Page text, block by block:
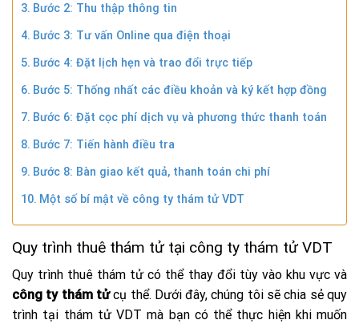
Bước 2: Thu thập thông tin
Bước 3: Tư vấn Online qua điện thoại
Bước 4: Đặt lịch hẹn và trao đổi trực tiếp
Bước 5: Thống nhất các điều khoản và ký kết hợp đồng
Bước 6: Đặt cọc phí dịch vụ và phương thức thanh toán
Bước 7: Tiến hành điều tra
Bước 8: Bàn giao kết quả, thanh toán chi phí
Một số bí mật về công ty thám tử VDT
Quy trình thuê thám tử tại công ty thám tử VDT
Quy trình thuê thám tử có thể thay đổi tùy vào khu vực và
công ty thám tửcụ thể. Dưới đây, chúng tôi sẽ chia sẻ quy
trình tại thám tử VDT mà bạn có thể thực hiện khi muốn